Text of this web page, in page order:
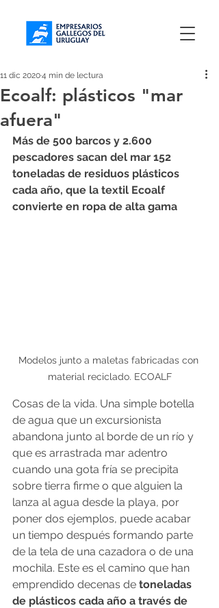
Ecoalf: plásticos "mar
afuera"
11 dic 20204 min de lectura
Más de 500 barcos y 2.600
pescadores sacan del mar 152
toneladas de residuos plásticos
cada año, que la textil Ecoalf
convierte en ropa de alta gama
Modelos junto a maletas fabricadas con
material reciclado. ECOALF
Cosas de la vida. Una simple botella
de agua que un excursionista
abandona junto al borde de un río y
que es arrastrada mar adentro
cuando una gota fría se precipita
sobre tierra firme o que alguien la
lanza al agua desde la playa, por
poner dos ejemplos, puede acabar
un tiempo después formando parte
de la tela de una cazadora o de una
mochila. Este es el camino que han
emprendido decenas de toneladas
de plásticos cada año a través de